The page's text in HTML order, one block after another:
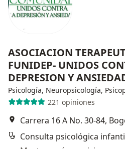
ASOCIACION
FUNIDEP- UNIDOS
DEPRESION Y
Psicología, Neuropsicología,
221 opiniones
Carrera 16 A No. 30-84,
Consulta psicológica